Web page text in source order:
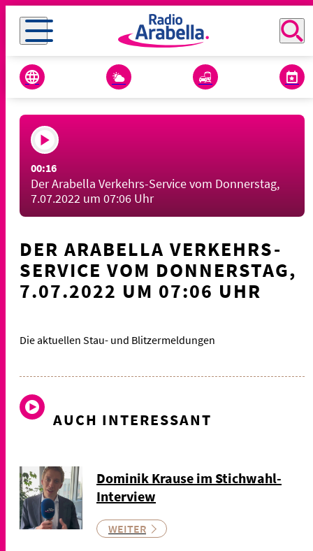
00:16
Der Arabella Verkehrs-Service vom Donnerstag,
7.07.2022 um 07:06 Uhr
DER ARABELLA VERKEHRS-
SERVICE VOM DONNERSTAG,
7.07.2022 UM 07:06 UHR
Die aktuellen Stau- und Blitzermeldungen
AUCH INTERESSANT
Dominik Krause im Stichwahl-
Interview
WEITER